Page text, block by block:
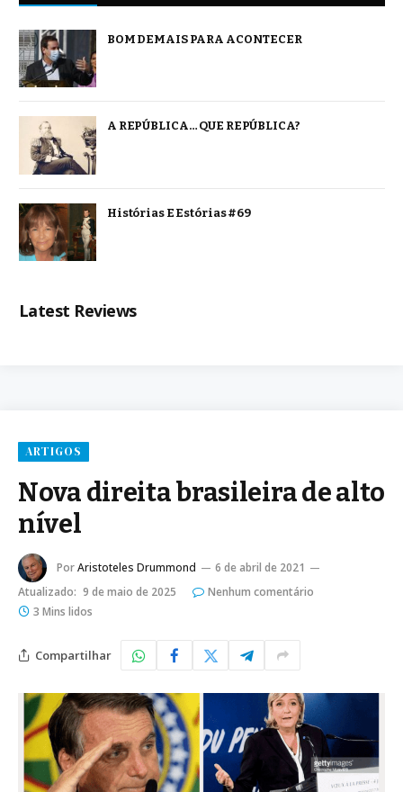
BOM DEMAIS PARA ACONTECER
A REPÚBLICA… QUE REPÚBLICA?
Histórias E Estórias #69
Latest Reviews
ARTIGOS
Nova direita brasileira de alto
nível
PorAristoteles Drummond
6 de abril de 2021
Atualizado: 9 de maio de 2025
Nenhum comentário
3 Mins lidos
Compartilhar